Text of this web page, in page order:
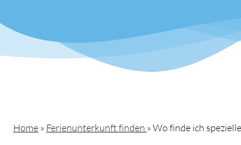
Home » Ferienunterkunft finden » Wo finde ich